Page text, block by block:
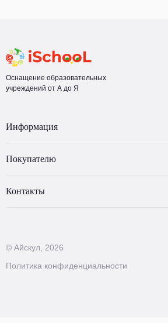
Оснащение образовательных
учреждений от А до Я
Информация
Покупателю
Контакты
© Айскул, 2026
Политика конфиденциальности